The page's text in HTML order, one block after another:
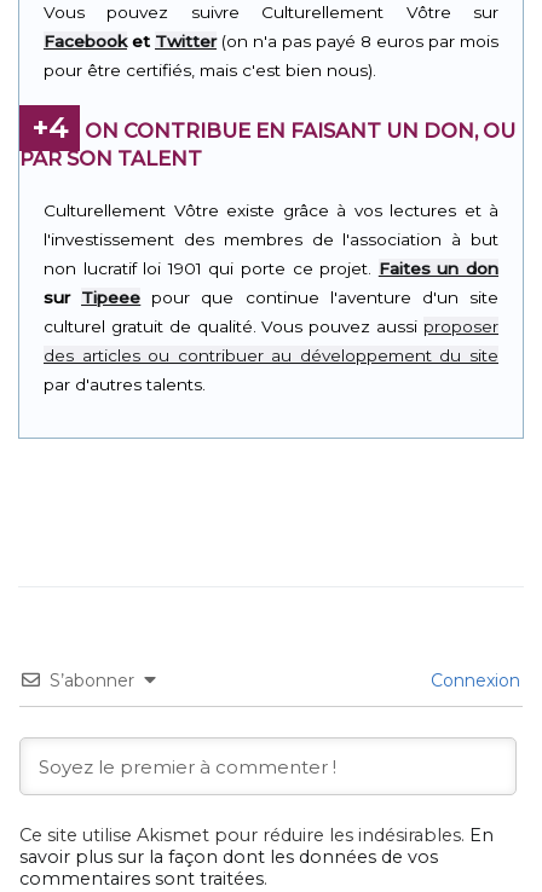
Vous pouvez suivre Culturellement Vôtre sur
Facebooket Twitter(on n'a pas payé 8 euros par mois
pour être certifiés, mais c'est bien nous).
+4
ON CONTRIBUE EN FAISANT UN DON, OU
PAR SON TALENT
Culturellement Vôtre existe grâce à vos lectures et à
l'investissement des membres de l'association à but
non lucratif loi 1901 qui porte ce projet. Faites un don
sur Tipeee pour que continue l'aventure d'un site
culturel gratuit de qualité. Vous pouvez aussi proposer
des articles ou contribuer au développement du site
par d'autres talents.
S’abonner Connexion
Ce site utilise Akismet pour réduire les indésirables. En
savoir plus sur la façon dont les données de vos
commentaires sont traitées.